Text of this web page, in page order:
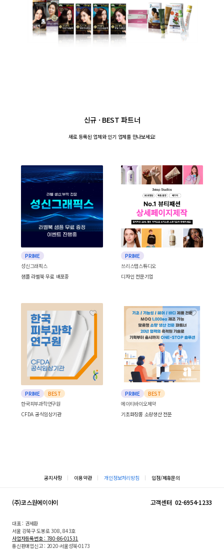
신규 · BEST 파트너
새로 등록된 업체와인기 업체를 만나보세요!
PRIME
성신그래픽스
샘플 라벨북 무료 배포중
PRIME
쓰리스텝스튜디오
디자인 전문기업
PRIME
BEST
한국피부과학연구원
CFDA 공식임상기관
PRIME
BEST
에이티바이오제약
기초화장품 소량생산 전문
공지사항 이용약관 개인정보처리방침 입점/제휴문의
(주)코스원에이아이
대표 : 권세환
서울 강북구 도봉로 308, 843호
사업자등록번호 : 780-86-01531
통신판매업신고 : 2020-서울성북-0173
고객센터 02-6954-1233